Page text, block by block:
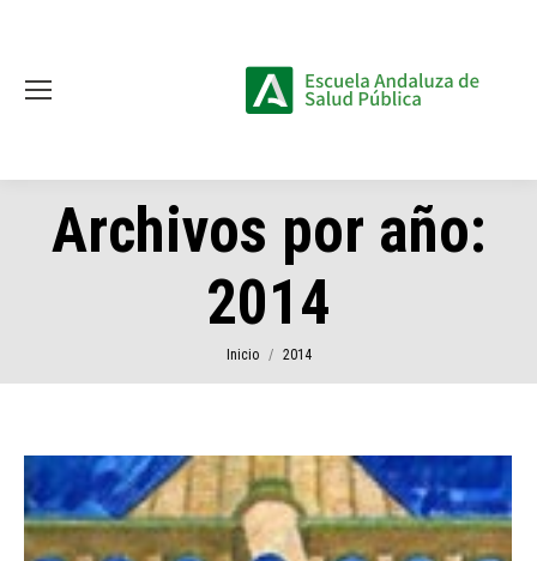
Archivos por año:
2014
Estás aquí:
Inicio 2014